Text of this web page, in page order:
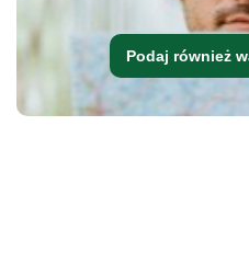
Podaj również